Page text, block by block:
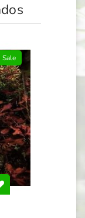
Sale